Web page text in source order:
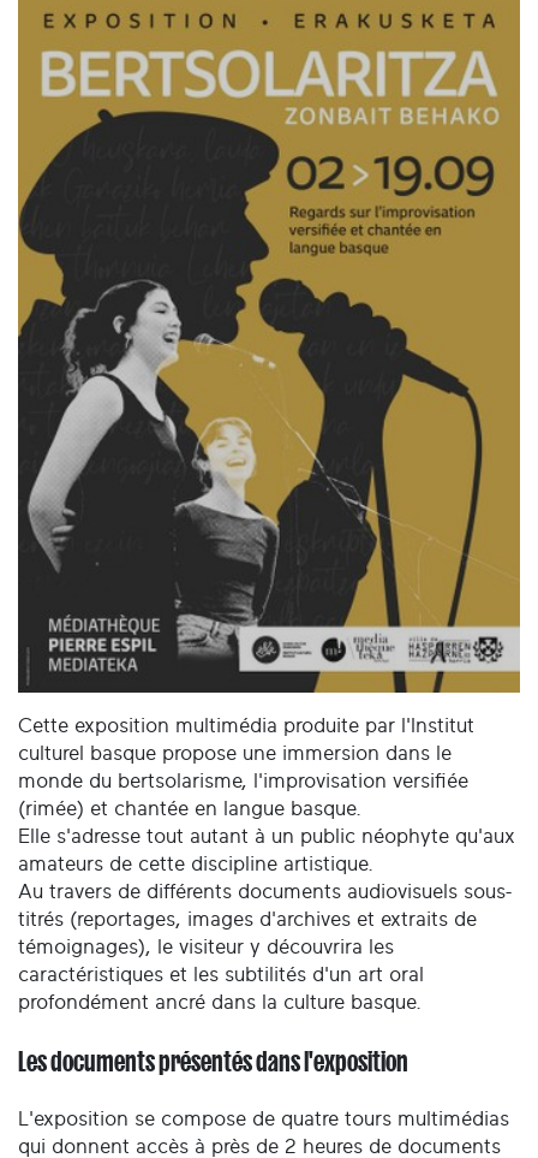
Cette exposition multimédia produite par l'Institut
culturel basque propose une immersion dans le
monde du bertsolarisme, l'improvisation versifiée
(rimée) et chantée en langue basque.
Elle s'adresse tout autant à un public néophyte qu'aux
amateurs de cette discipline artistique.
Au travers de différents documents audiovisuels sous-
titrés (reportages, images d'archives et extraits de
témoignages), le visiteur y découvrira les
caractéristiques et les subtilités d'un art oral
profondément ancré dans la culture basque.
Les documents présentés dans l'exposition
L'exposition se compose de quatre tours multimédias
qui donnent accès à près de 2 heures de documents